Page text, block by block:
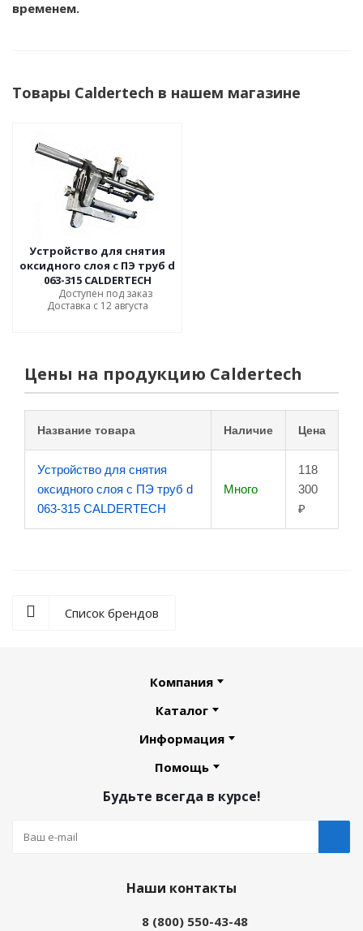
временем.
Товары Caldertech в нашем магазине
Устройство для снятия
оксидного слоя с ПЭ труб d
063-315 CALDERTECH
Доступен под заказ
Доставка с 12 августа
Цены на продукцию Caldertech
Название товара Наличие Цена
Устройство для снятия
оксидного слоя с ПЭ труб d
063-315 CALDERTECH
Много
118
300
₽
Список брендов
Компания
Каталог
Информация
Помощь
Будьте всегда в курсе!
Наши контакты
8 (800) 550-43-48